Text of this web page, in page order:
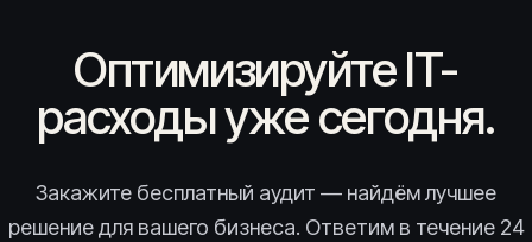
Оптимизируйте IT-
расходы уже сегодня.
Закажите бесплатный аудит — найдём лучшее
решение для вашего бизнеса. Ответим в течение 24